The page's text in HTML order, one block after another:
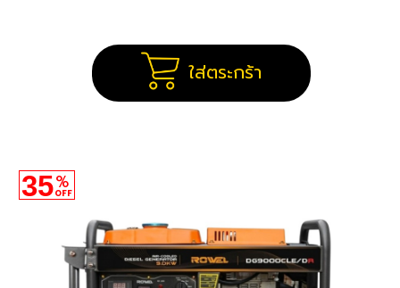
ใส่ตระกร้า
35%
OFF